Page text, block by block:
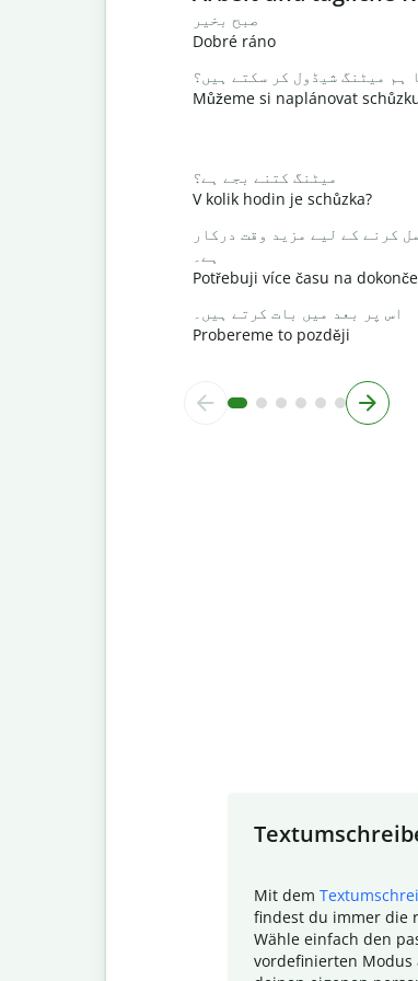
صبح بخیر
Dobré ráno
ہم میٹنگ شیڈول کر سکتے ہیں؟
Můžeme si naplánovat
میٹنگ کتنے بجے ہے؟
V kolik hodin je schůzka?
کرنے کے لیے مزید وقت درکار
ہے۔
Potřebuji více času na
اس پر بعد میں بات کرتے ہیں۔
Probereme to později
Mit dem
findest du immer die
Wähle einfach den
vordefinierten Modus